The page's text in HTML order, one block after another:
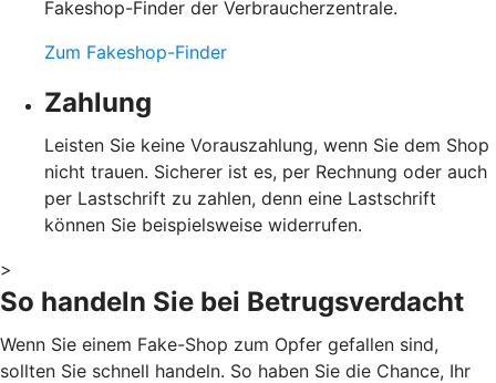
Fakeshop-Finder der Verbraucherzentrale.
Zum Fakeshop-Finder
Zahlung
Leisten Sie keine Vorauszahlung, wenn Sie dem Shop
nicht trauen. Sicherer ist es, per Rechnung oder auch
per Lastschrift zu zahlen, denn eine Lastschrift
können Sie beispielsweise widerrufen.
>
So handeln Sie bei Betrugsverdacht
Wenn Sie einem Fake-Shop zum Opfer gefallen sind,
sollten Sie schnell handeln. So haben Sie die Chance, Ihr